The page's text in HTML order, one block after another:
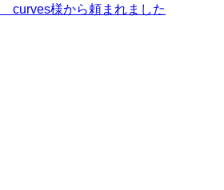
curves様から頼まれました